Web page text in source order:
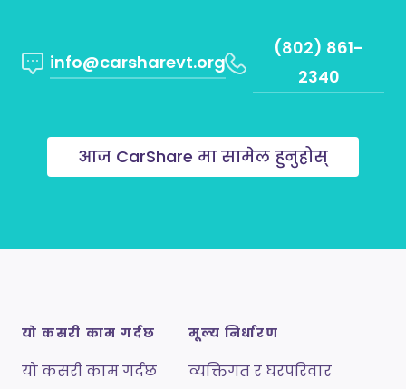
info@carsharevt.org
(802) 861-
2340
आज CarShare मा सामेल हुनुहोस्
यो कसरी काम गर्दछ
यो कसरी काम गर्दछ
मूल्य निर्धारण
व्यक्तिगत र घरपरिवार